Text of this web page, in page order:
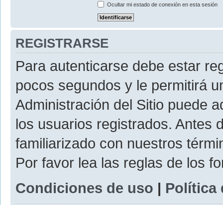
Ocultar mi estado de conexión en esta sesión
REGISTRARSE
Para autenticarse debe estar
pocos segundos y le permitirá
Administración del Sitio puede
los usuarios registrados. Antes
familiarizado con nuestros
Por favor lea las reglas de los
Condiciones de uso | Política